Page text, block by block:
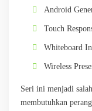
Android
Touch
Whiteboard
Wireless
Seri ini menjadi
membutuhkan